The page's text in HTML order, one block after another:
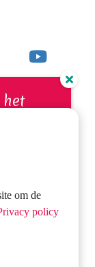
om de
policy